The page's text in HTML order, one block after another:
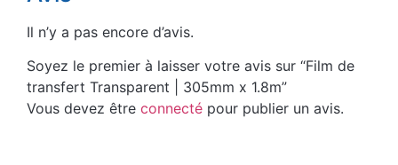
Il n’y a pas encore d’avis.
Soyez le premier à laisser votre avis sur “Film de
transfert Transparent | 305mm x 1.8m”
Vous devez être connecté pour publier un avis.